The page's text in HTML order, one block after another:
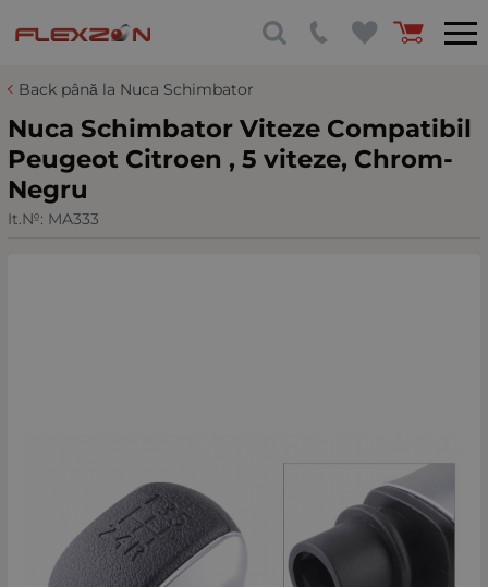
Back până la Nuca Schimbator
Nuca Schimbator Viteze Compatibil
Peugeot Citroen , 5 viteze, Chrom-
Negru
It.№: MA333